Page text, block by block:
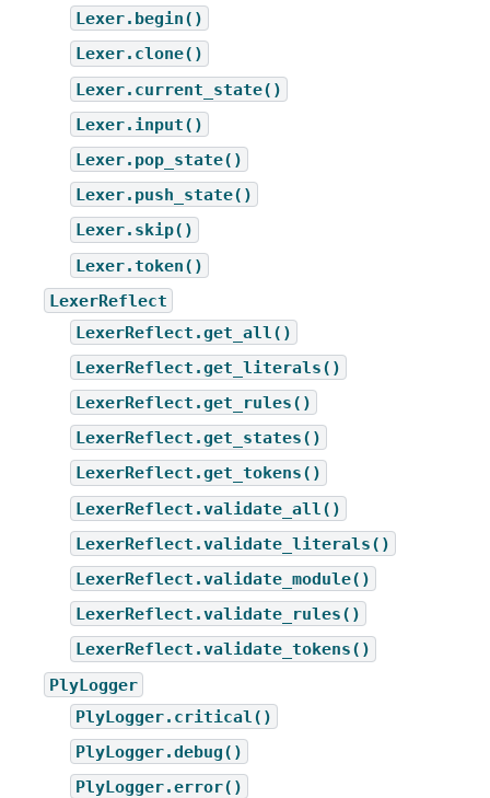
Lexer.begin()
Lexer.clone()
Lexer.current_state()
Lexer.input()
Lexer.pop_state()
Lexer.push_state()
Lexer.skip()
Lexer.token()
LexerReflect
LexerReflect.get_all()
LexerReflect.get_literals()
LexerReflect.get_rules()
LexerReflect.get_states()
LexerReflect.get_tokens()
LexerReflect.validate_all()
LexerReflect.validate_literals()
LexerReflect.validate_module()
LexerReflect.validate_rules()
LexerReflect.validate_tokens()
PlyLogger
PlyLogger.critical()
PlyLogger.debug()
PlyLogger.error()